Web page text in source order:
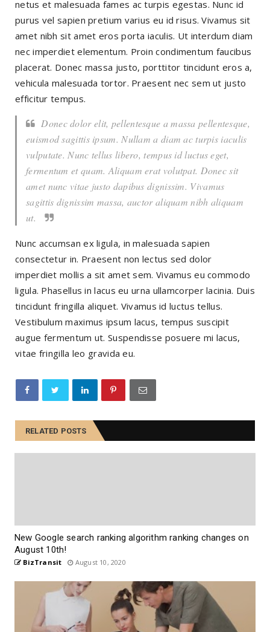
netus et malesuada fames ac turpis egestas. Nunc id
purus vel sapien pretium varius eu id risus. Vivamus sit
amet nibh sit amet eros porta iaculis. Ut interdum diam
nec imperdiet elementum. Proin condimentum faucibus
placerat. Donec massa justo, porttitor tincidunt eros a,
vehicula malesuada tortor. Praesent nec sem ut justo
efficitur tempus.
Donec dolor elit, pellentesque a massa pellentesque,
euismod sagittis ipsum. Nullam a diam ac turpis iaculis
vulputate. Nunc tellus libero, tempus id luctus eget,
fermentum et quam. Aliquam erat volutpat. Donec sit
amet nunc vitae justo dapibus dignissim. Vivamus
sagittis dignissim massa, auctor aliquam nibh aliquam
ut.
Nunc accumsan ex ligula, in malesuada sapien
consectetur in. Praesent non lectus sed dolor
imperdiet mollis a sit amet sem. Vivamus eu commodo
ligula. Phasellus in lacus eu urna ullamcorper lacinia. Duis
tincidunt fringilla aliquet. Vivamus id luctus tellus.
Vestibulum maximus ipsum lacus, tempus suscipit
augue fermentum ut. Suspendisse posuere mi lacus,
vitae fringilla leo gravida eu.
RELATED POSTS
New Google search ranking algorithm ranking changes on
August 10th!
BizTransit August 10, 2020